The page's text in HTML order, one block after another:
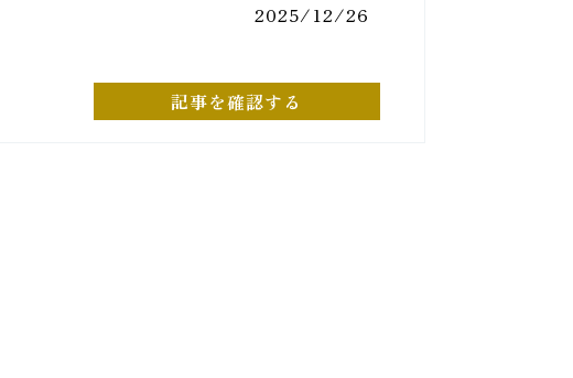
2025/12/26
記事を確認する